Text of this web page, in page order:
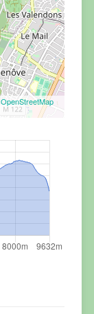
OpenStreetMap